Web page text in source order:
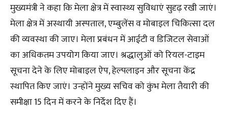
मुख्यमंत्री ने कहा कि मेला क्षेत्र में स्वास्थ्य सुविधाएं सुदृढ़ रखी जाएं।
मेला क्षेत्र में अस्थायी अस्पताल, एम्बुलेंस व मोबाइल चिकित्सा दल
की व्यवस्था की जाए। मेला प्रबंधन में आईटी व डिजिटल सेवाओं
का अधिकतम उपयोग किया जाए। श्रद्धालुओं को रियल-टाइम
सूचना देने के लिए मोबाइल ऐप, हेल्पलाइन और सूचना केंद्र
स्थापित किए जाएं। उन्होंने मुख्य सचिव को कुंभ मेला तैयारी की
समीक्षा 15 दिन में करने के निर्देश दिए हैं।